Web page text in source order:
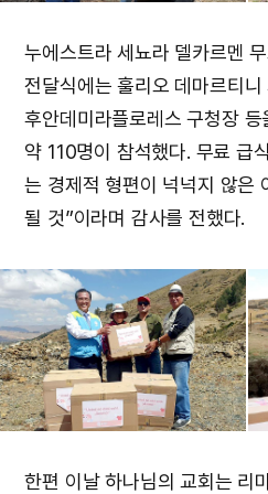
누에스트라 세뇨라 델카르멘
전달식에는 훌리오 데마르티
후안데미라플로레스 구청장
약 110명이 참석했다. 무료 급
는 경제적 형편이 넉넉지 않은
될 것”이라며 감사를 전했다.
한편 이날 하나님의 교회는 리